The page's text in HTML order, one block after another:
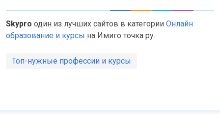
Skypro один из лучших сайтов в категории Онлайн
образование и курсы на Имиго точка ру.
Топ-нужные профессии и курсы